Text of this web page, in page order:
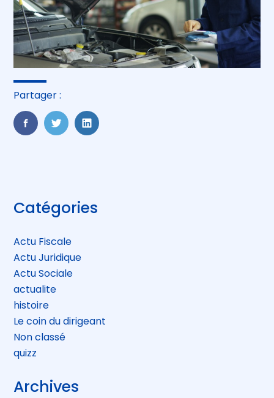
Partager :
FaceBook
TwitterLinkedIn
Blog
sidebar
Catégories
Actu Fiscale
Actu Juridique
Actu Sociale
actualite
histoire
Le coin du dirigeant
Non classé
quizz
Archives